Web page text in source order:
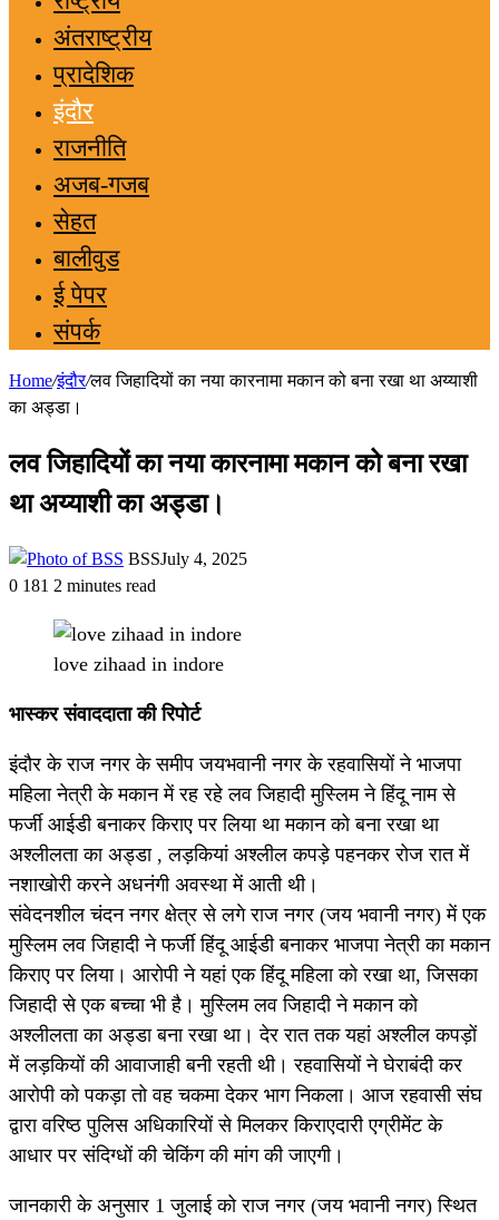
अंतराष्ट्रीय
प्रादेशिक
इंदौर
राजनीति
अजब-गजब
सेहत
बालीवुड
ई पेपर
संपर्क
Home/इंदौर/लव जिहादियों का नया कारनामा मकान को बना रखा था अय्याशी
का अड्डा।
लव जिहादियों का नया कारनामा मकान को बना रखा
था अय्याशी का अड्डा।
BSSJuly 4, 2025
0 181 2 minutes read
love zihaad in indore
भास्कर संवाददाता की रिपोर्ट
इंदौर के राज नगर के समीप जयभवानी नगर के रहवासियों ने भाजपा
महिला नेत्री के मकान में रह रहे लव जिहादी मुस्लिम ने हिंदू नाम से
फर्जी आईडी बनाकर किराए पर लिया था मकान को बना रखा था
अश्लीलता का अड्डा , लड़कियां अश्लील कपड़े पहनकर रोज रात में
नशाखोरी करने अधनंगी अवस्था में आती थी।
संवेदनशील चंदन नगर क्षेत्र से लगे राज नगर (जय भवानी नगर) में एक
मुस्लिम लव जिहादी ने फर्जी हिंदू आईडी बनाकर भाजपा नेत्री का मकान
किराए पर लिया। आरोपी ने यहां एक हिंदू महिला को रखा था, जिसका
जिहादी से एक बच्चा भी है। मुस्लिम लव जिहादी ने मकान को
अश्लीलता का अड्डा बना रखा था। देर रात तक यहां अश्लील कपड़ों
में लड़कियों की आवाजाही बनी रहती थी। रहवासियों ने घेराबंदी कर
आरोपी को पकड़ा तो वह चकमा देकर भाग निकला। आज रहवासी संघ
द्वारा वरिष्ठ पुलिस अधिकारियों से मिलकर किराएदारी एग्रीमेंट के
आधार पर संदिग्धों की चेकिंग की मांग की जाएगी।
जानकारी के अनुसार 1 जुलाई को राज नगर (जय भवानी नगर) स्थित